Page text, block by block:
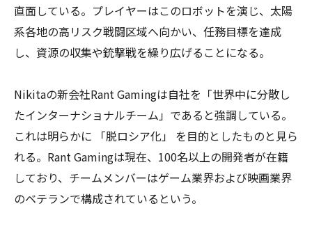
直面している。プレイヤーはこのロボットを演じ、太陽
系各地の高リスク戦闘区域へ向かい、任務目標を達成
し、資源の収集や銃撃戦を繰り広げることになる。
Nikitaの新会社Rant Gamingは自社を「世界中に分散し
たインターナショナルチーム」であると強調している。
これは明らかに 「脱ロシア化」 を目的としたものと見ら
れる。Rant Gamingは現在、100名以上の開発者が在籍
しており、チームメンバーはゲーム業界および映画業界
のベテランで構成されているという。